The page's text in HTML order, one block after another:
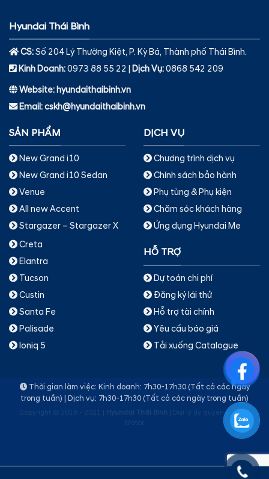
Hyundai Thái Bình
CS:Số 204 Lý Thường Kiệt, P. Kỳ Bá, Thành phố Thái Bình.
Kinh Doanh:0973 88 55 22 | Dịch Vụ:0868 542 209
Website: hyundaithaibinh.vn
Email: cskh@hyundaithaibinh.vn
SẢN PHẨM
New Grand i10
New Grand i10 Sedan
Venue
All new Accent
Stargazer – Stargazer X
Creta
Elantra
Tucson
Custin
Santa Fe
Palisade
Ioniq 5
DỊCH VỤ
Chương trình dịch vụ
Chính sách bảo hành
Phụ tùng & Phụ kiện
Chăm sóc khách hàng
Ứng dụng Hyundai Me
HỖ TRỢ
Dự toán chi phí
Đăng ký lái thử
Hỗ trợ tài chính
Yêu cầu báo giá
Tải xuống Catalogue
Thời gian làm việc: Kinh doanh: 7h30-17h30 (Tất cả các ngày
trong tuần) | Dịch vụ: 7h30-17h30 (Tất cả các ngày trong tuần)
Copyright © 2016 - 2021 | Hyundai Thái Bình | Đại lý ủy quyền của TC
Motor